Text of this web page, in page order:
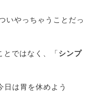
いやっちゃうことだっ
とではなく、「シンプ
は胃を休めよう